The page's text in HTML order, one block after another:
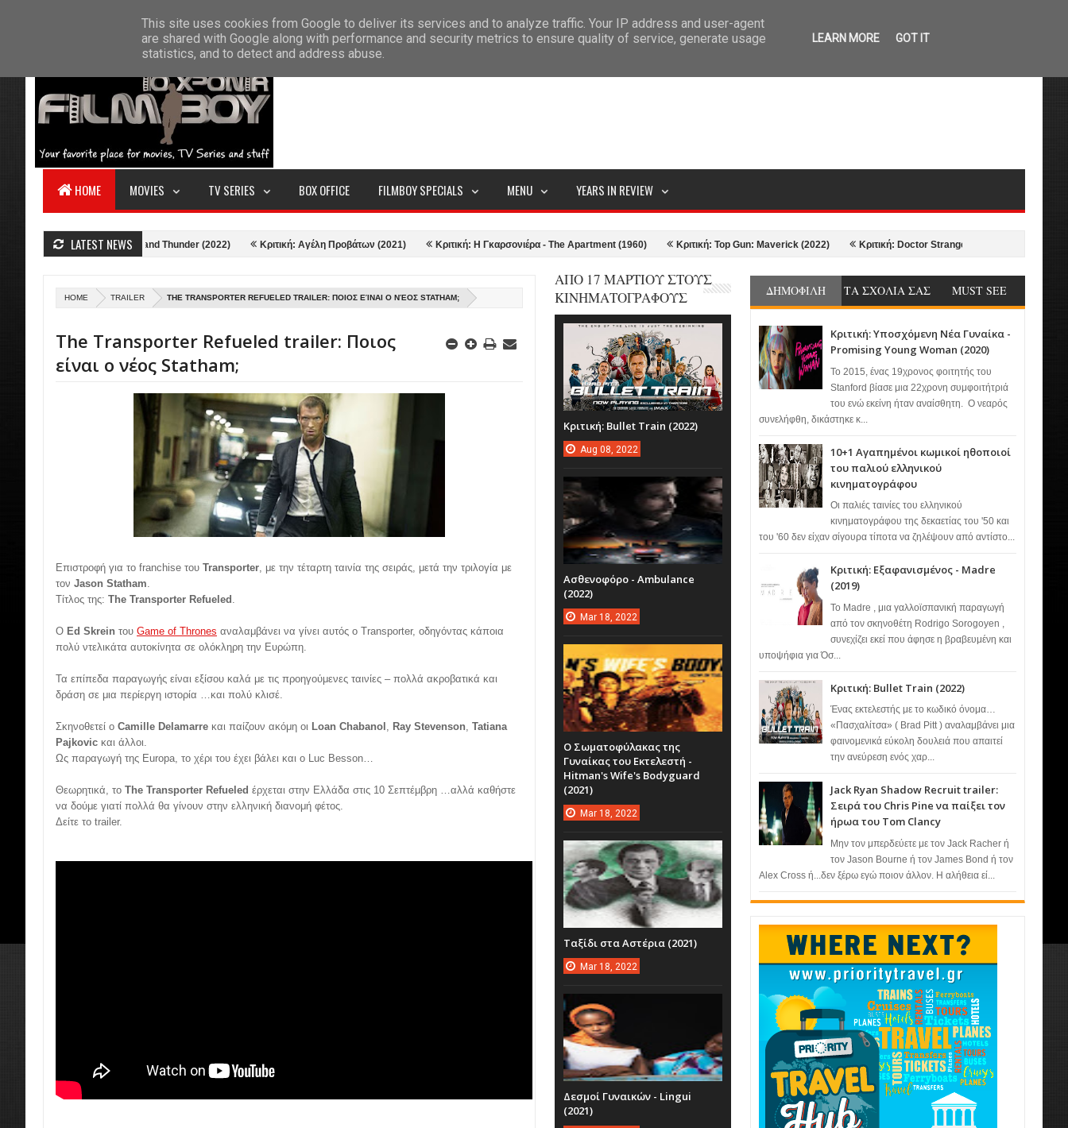
HOME ABOUT US CONTACT SITEMAP
HOME MOVIES TV SERIES BOX OFFICE FILMBOY SPECIALS MENU YEARS IN REVIEW
LATEST NEWS
Κριτική: Thor: Love and Thunder (2022) Κριτική: Αγέλη Προβάτων (2021) Κριτική: Η Γκαρσονιέρα - The Apartment (1960) Κριτική: Top Gun: Maverick (2022) Κριτική: Doctor Strange in the Multiverse of Madness
HOME TRAILER THE TRANSPORTER REFUELED TRAILER: ΠΟΙΟΣ ΕΊΝΑΙ Ο ΝΈΟΣ STATHAM;
The Transporter Refueled trailer: Ποιος
είναι ο νέος Statham;
Επιστροφή για το franchise του Transporter, με την τέταρτη ταινία της σειράς, μετά την τριλογία με
τον Jason Statham.
Τίτλος της: The Transporter Refueled .
O Ed Skrein του Game of Thrones αναλαμβάνει να γίνει αυτός ο Transporter, οδηγόντας κάποια
πολύ ντελικάτα αυτοκίνητα σε ολόκληρη την Ευρώπη.
Τα επίπεδα παραγωγής είναι εξίσου καλά με τις προηγούμενες ταινίες – πολλά ακροβατικά και
δράση σε μια περίεργη ιστορία …και πολύ κλισέ.
Σκηνοθετεί ο Camille Delamarre και παίζουν ακόμη οι Loan Chabanol , Ray Stevenson, Tatiana
Pajkovic και άλλοι.
Ως παραγωγή της Europa, το χέρι του έχει βάλει και ο Luc Besson…
Θεωρητικά, το The Transporter Refueled έρχεται στην Ελλάδα στις 10 Σεπτέμβρη …αλλά καθήστε
να δούμε γιατί πολλά θα γίνουν στην ελληνική διανομή φέτος.
Δείτε το trailer.
ΔΗΜΟΦΙΛΗ ΤΑ ΣΧΟΛΙΑ ΣΑΣ MUST SEE
Κριτική: Υποσχόμενη Νέα Γυναίκα -
Promising Young Woman (2020)
Το 2015, ένας 19χρονος φοιτητής του
Stanford βίασε μια 22χρονη συμφοιτήτριά
του ενώ εκείνη ήταν αναίσθητη. Ο νεαρός
συνελήφθη, δικάστηκε κ...
10+1 Αγαπημένοι κωμικοί ηθοποιοί
του παλιού ελληνικού
κινηματογράφου
Οι παλιές ταινίες του ελληνικού
κινηματογράφου της δεκαετίας του '50 και
του '60 δεν είχαν σίγουρα τίποτα να ζηλέψουν από αντίστο...
Κριτική: Εξαφανισμένος - Madre
(2019)
Το Madre , μια γαλλοϊσπανική παραγωγή
από τον σκηνοθέτη Rodrigo Sorogoyen ,
συνεχίζει εκεί που άφησε η βραβευμένη και
υποψήφια για Όσ...
Κριτική: Bullet Train (2022)
Ένας εκτελεστής με το κωδικό όνομα…
«Πασχαλίτσα» ( Brad Pitt ) αναλαμβάνει μια
φαινομενικά εύκολη δουλειά που απαιτεί
την ανεύρεση ενός χαρ...
Jack Ryan Shadow Recruit trailer:
Σειρά του Chris Pine να παίξει τον
ήρωα του Tom Clancy
Μην τον μπερδεύετε με τον Jack Racher ή
τον Jason Bourne ή τον James Bond ή τον
Alex Cross ή...δεν ξέρω εγώ ποιον άλλον. Η αλήθεια εί...
ΑΠΟ 17 ΜΑΡΤΙΟΥ ΣΤΟΥΣ
ΚΙΝΗΜΑΤΟΓΡΑΦΟΥΣ
Κριτική: Bullet Train (2022)
Aug 08, 2022
Ασθενοφόρο - Ambulance
(2022)
Mar 18, 2022
Ο Σωματοφύλακας της
Γυναίκας του Εκτελεστή -
Hitman's Wife's Bodyguard
(2021)
Mar 18, 2022
Ταξίδι στα Αστέρια (2021)
Mar 18, 2022
Δεσμοί Γυναικών - Lingui
(2021)
This site uses cookies from Google to deliver its services and to analyze traffic. Your IP address and user-agent
are shared with Google along with performance and security metrics to ensure quality of service, generate usage
statistics, and to detect and address abuse.
LEARN MORE GOT IT